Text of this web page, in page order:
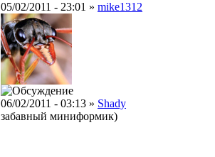
05/02/2011 - 23:01 » mike1312
06/02/2011 - 03:13 » Shady
забавный миниформик)